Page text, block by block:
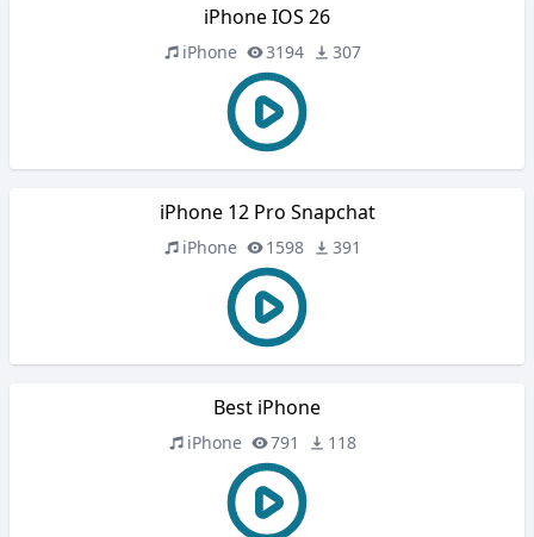
iPhone IOS 26
iPhone 3194 307
iPhone 12 Pro Snapchat
iPhone 1598 391
Best iPhone
iPhone 791 118